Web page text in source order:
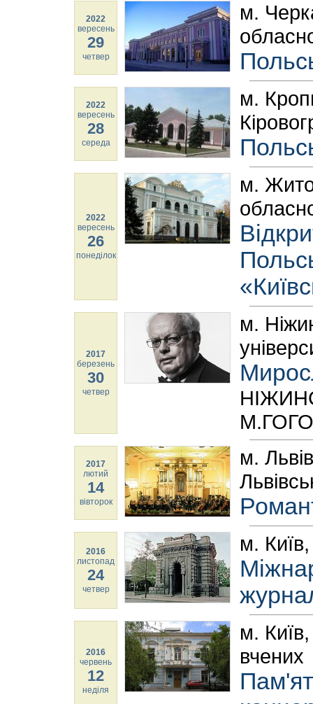
2022
вересень
29
четвер
м.
2022
вересень
28
середа
м.
2022
вересень
26
понеділок
м.
2017
березень
30
четвер
м.
2017
лютий
14
вівторок
м.
2016
листопад
24
четвер
м.
2016
червень
12
неділя
м.
вчених